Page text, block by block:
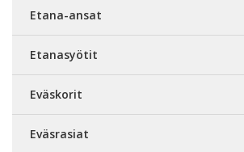
Etana-ansat
Etanasyötit
Eväskorit
Eväsrasiat